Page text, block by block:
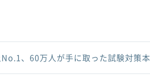
、60万人が手に取った試験対策本